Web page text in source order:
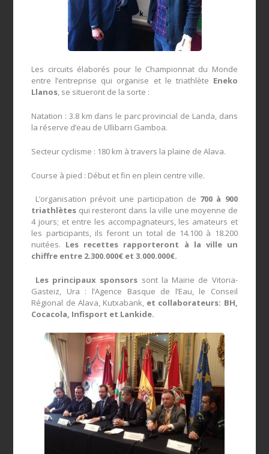
Les circuits élaborés pour le Championnat du Monde
entre l’entreprise qui organise et le triathlète Eneko
Llanos, se situeront de la sorte :
Natation : 3.8 km dans le parc provincial de Landa, dans
la réserve d’eau de Ullibarri Gamboa.
Secteur cyclisme : 180 km à travers la plaine de Alava.
Course à pied : Début et fin en plein centre ville.
L’organisation prévoit une participation de 700 à 900
triathlètes qui resteront dans la ville une moyenne de
4 jours; et entre les accompagnateurs, les amateurs et
les participants, ils feront un total de 14.100 à 18.200
nuitées. Les recettes rapporteront à la ville un
chiffre entre 2.300.000€ et 3.000.000€.
Les principaux sponsors sont la Mairie de Vitoria-
Gasteiz, Ura : l’Agence Basque de l’Eau, le Conseil
Régional de Alava, Kutxabank, et collaborateurs: BH,
Cocacola, Infisport et Lankide.